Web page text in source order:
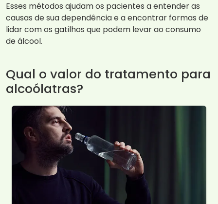
Esses métodos ajudam os pacientes a entender as
causas de sua dependência e a encontrar formas de
lidar com os gatilhos que podem levar ao consumo
de álcool.
Qual o valor do tratamento para
alcoólatras?